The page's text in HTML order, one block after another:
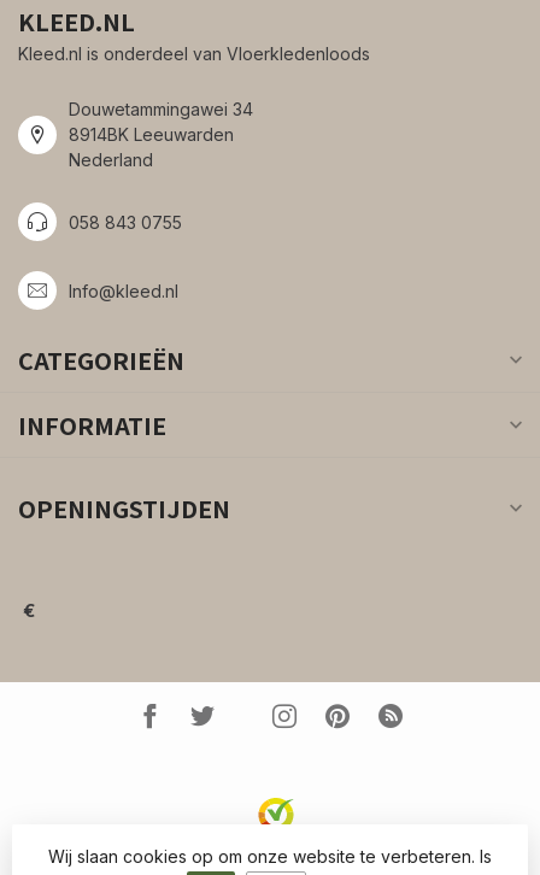
KLEED.NL
Kleed.nl is onderdeel van Vloerkledenloods
Douwetammingawei 34
8914BK Leeuwarden
Nederland
058 843 0755
Info@kleed.nl
CATEGORIEËN
INFORMATIE
OPENINGSTIJDEN
€
© Copyright 2026 Kleed.nl- Powered by Lightspeed-
Wij slaan cookies op om onze website te verbeteren. Is